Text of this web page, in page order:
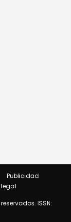
Publicidad
legal
ISSN: